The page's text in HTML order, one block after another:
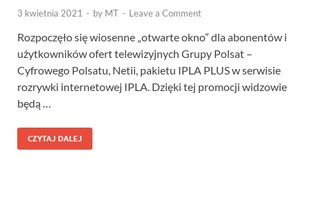
3 kwietnia 2021 - by MT - Leave a Comment
Rozpoczęło się wiosenne „otwarte okno” dla abonentów i
użytkowników ofert telewizyjnych Grupy Polsat –
Cyfrowego Polsatu, Netii, pakietu IPLA PLUS w serwisie
rozrywki internetowej IPLA. Dzięki tej promocji widzowie
będą …
CZYTAJ DALEJ